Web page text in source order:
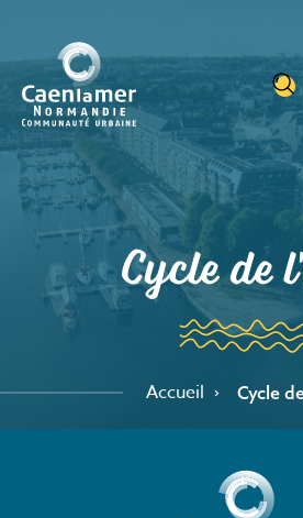
contenu
principal
Cycle de
Accueil Cycle